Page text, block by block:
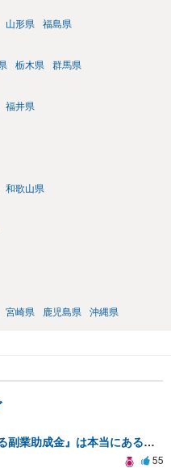
山形県 福島県
栃木県 群馬県
福井県
和歌山県
宮崎県 鹿児島県 沖縄県
LINEで見つけた『国が認める副業助成金』は本当にあるのですか？今それで訴えられそうでどうすれば？
55